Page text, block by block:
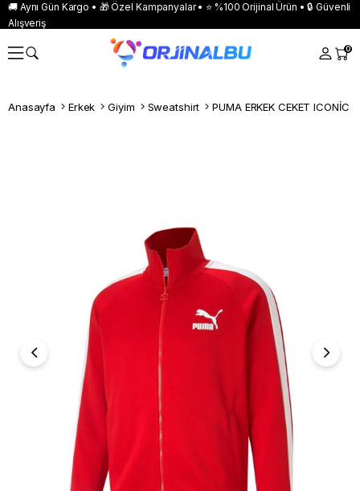
🚚 Aynı Gün Kargo • 🎁 Özel Kampanyalar • ⭐ %100 Orijinal Ürün • 🔒 Güvenli
Alışveriş
0
Anasayfa Erkek Giyim Sweatshirt